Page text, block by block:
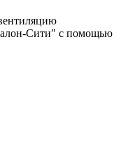
Сити" с помощью